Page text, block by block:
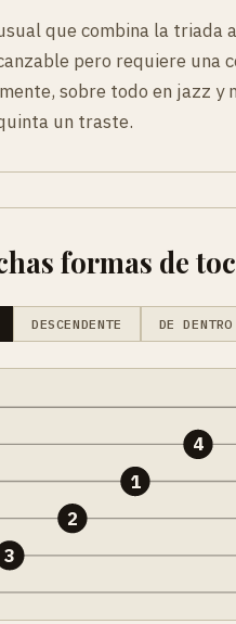
que combina la triada
pero requiere una
sobre todo en jazz y
un traste.
formas de
DESCENDENTE DE
3
2
1
4